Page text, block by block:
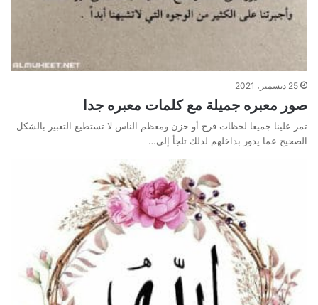
25 ديسمبر، 2021
صور معبره جميلة مع كلمات معبره جدا
تمر علينا جميعا لحظات فرح أو حزن ومعظم الناس لا تستطيع التعبير بالشكل
الصحيح عما يدور بداخلهم لذلك تلجأ إلي…